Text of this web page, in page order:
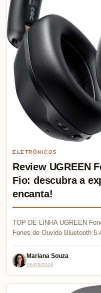
ELETRÔNICOS
Review UGREEN
Fio: descubra a
encanta!
TOP DE LINHA UGREEN
Fones de Ouvido Bluetooth
Mariana Souza
05/03/2026